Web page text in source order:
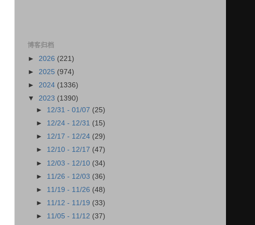
博客归档
► 2026 (221)
► 2025 (974)
► 2024 (1336)
▼ 2023 (1390)
► 12/31 - 01/07 (25)
► 12/24 - 12/31 (15)
► 12/17 - 12/24 (29)
► 12/10 - 12/17 (47)
► 12/03 - 12/10 (34)
► 11/26 - 12/03 (36)
► 11/19 - 11/26 (48)
► 11/12 - 11/19 (33)
► 11/05 - 11/12 (37)